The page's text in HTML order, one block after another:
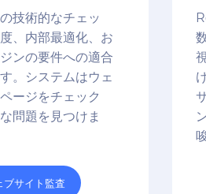
技術的なチェッ
、内部最適化、お
ンの要件への適合
。システムはウェ
ージをチェック
問題を見つけま
ブサイト監査